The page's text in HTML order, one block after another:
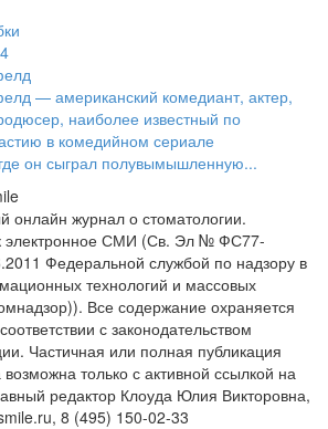
— американский комедиант, актер,
наиболее известный по
в комедийном сериале
он сыграл полувымышленную...
онлайн журнал о стоматологии.
электронное СМИ (Св. Эл № ФС77-
Федеральной службой по надзору в
технологий и массовых
Все содержание охраняется
с законодательством
Частичная или полная публикация
только с активной ссылкой на
редактор Клоуда Юлия Викторовна,
8 (495) 150-02-33